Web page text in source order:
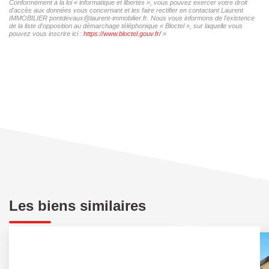
Conformément à la loi « informatique et libertés », vous pouvez exercer votre droit
d'accès aux données vous concernant et les faire rectifier en contactant Laurent
IMMOBILIER pontdevaux@laurent-immobilier.fr. Nous vous informons de l'existence
de la liste d'opposition au démarchage téléphonique « Bloctel », sur laquelle vous
pouvez vous inscrire ici : https://www.bloctel.gouv.fr/»
Les biens similaires